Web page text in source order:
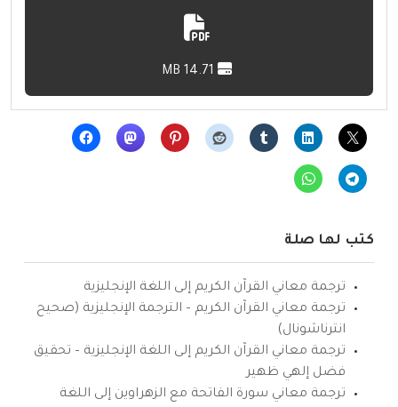
كتب لها صلة
ترجمة معاني القرآن الكريم إلى اللغة الإنجليزية
ترجمة معاني القرآن الكريم – الترجمة الإنجليزية (صحيح
انترناشونال)
ترجمة معاني القرآن الكريم إلى اللغة الإنجليزية – تحقيق
فضل إلهي ظهير
ترجمة معاني سورة الفاتحة مع الزهراوين إلى اللغة